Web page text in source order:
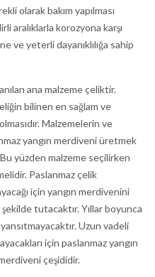
olarak bakım yapılması
aralıklarla korozyona karşı
ve yeterli dayanıklılığa sahip
ana malzeme çeliktir.
bilinen en sağlam ve
Malzemelerin ve
yangın merdiveni üretmek
yüzden malzeme seçilirken
Paslanmaz çelik
için yangın merdivenini
tutacaktır. Yıllar boyunca
Uzun vadeli
için paslanmaz yangın
çeşididir.